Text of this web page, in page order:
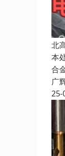
北
本
合
广
25-